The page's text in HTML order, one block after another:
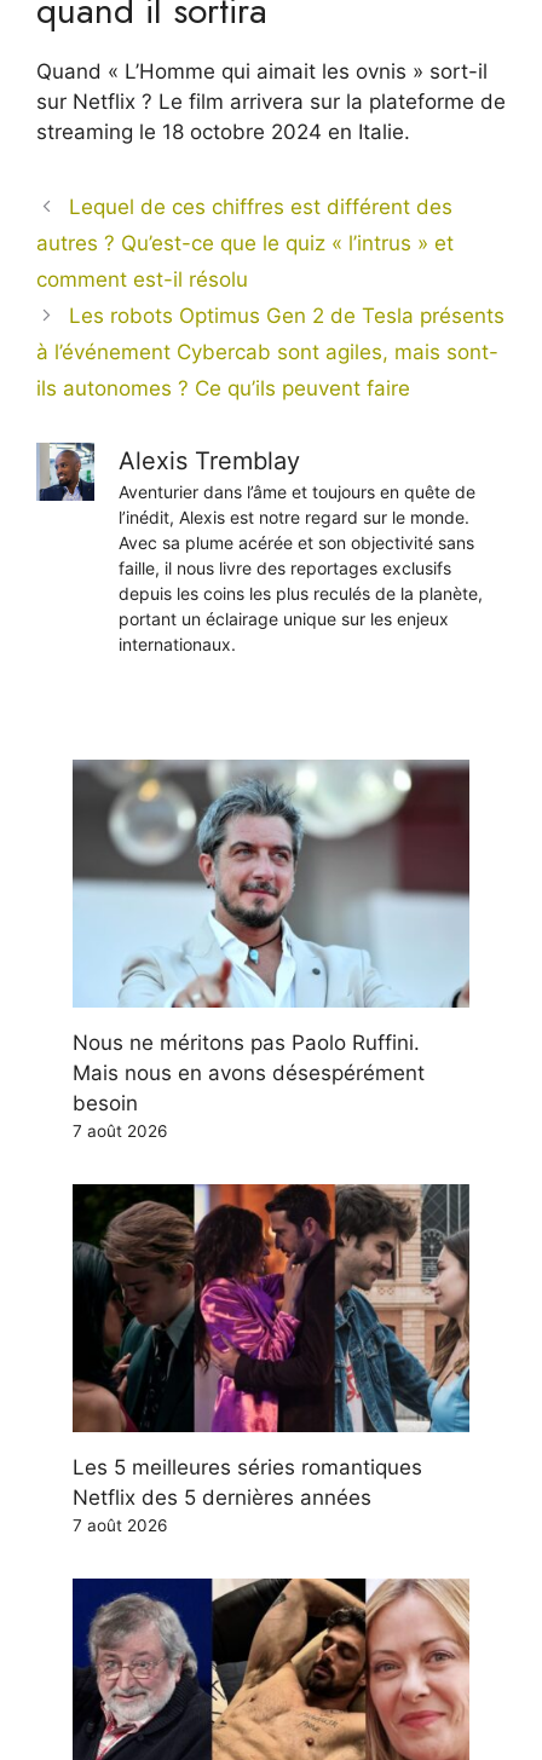
Quand « L’Homme qui aimait les ovnis » sort-il
sur Netflix ? Le film arrivera sur la plateforme de
streaming le 18 octobre 2024 en Italie.
Lequel de ces chiffres est différent des
autres ? Qu’est-ce que le quiz « l’intrus » et
comment est-il résolu
Les robots Optimus Gen 2 de Tesla présents
à l’événement Cybercab sont agiles, mais sont-
ils autonomes ? Ce qu’ils peuvent faire
Alexis Tremblay
Aventurier dans l’âme et toujours en quête de
l’inédit, Alexis est notre regard sur le monde.
Avec sa plume acérée et son objectivité sans
faille, il nous livre des reportages exclusifs
depuis les coins les plus reculés de la planète,
portant un éclairage unique sur les enjeux
internationaux.
Nous ne méritons pas Paolo Ruffini.
Mais nous en avons désespérément
besoin
7 août 2026
Les 5 meilleures séries romantiques
Netflix des 5 dernières années
7 août 2026